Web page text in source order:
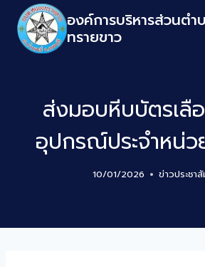
องค์การบริหารส่วนต
ทรายขาว
ส่งมอบหีบบัตรเลื
อุปกรณ์ประจำหน่ว
10/01/2026 ข่าวประชา